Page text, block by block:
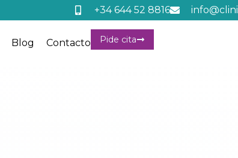
+34 644 52 8816
Blog Contacto Pide cita